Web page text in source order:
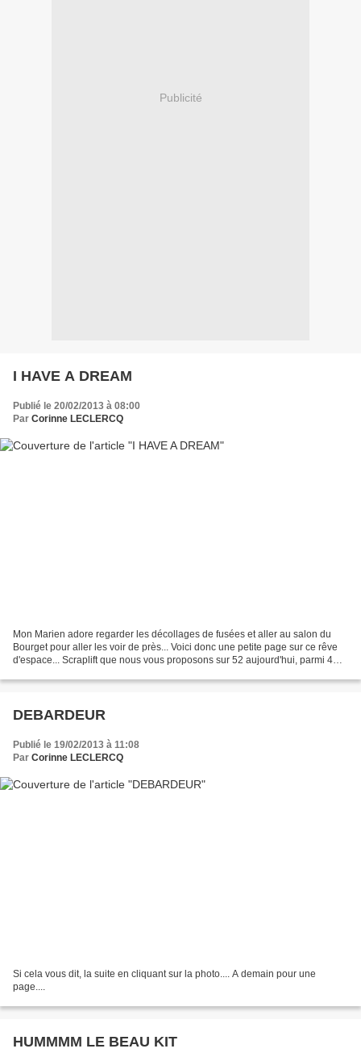
Publicité
I HAVE A DREAM
Publié le 20/02/2013 à 08:00
Par Corinne LECLERCQ
Mon Marien adore regarder les décollages de fusées et aller au salon du
Bourget pour aller les voir de près... Voici donc une petite page sur ce rêve
d'espace... Scraplift que nous vous proposons sur 52 aujourd'hui, parmi 4
DEBARDEUR
Publié le 19/02/2013 à 11:08
Par Corinne LECLERCQ
Si cela vous dit, la suite en cliquant sur la photo.... A demain pour une
page....
HUMMMM LE BEAU KIT